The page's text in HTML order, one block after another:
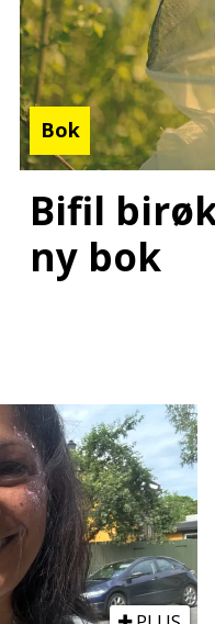
Bok
Bifil
ny bok